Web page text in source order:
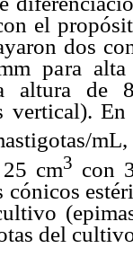
el
dos
para alta
altura de
vertical).
cm3 con
del